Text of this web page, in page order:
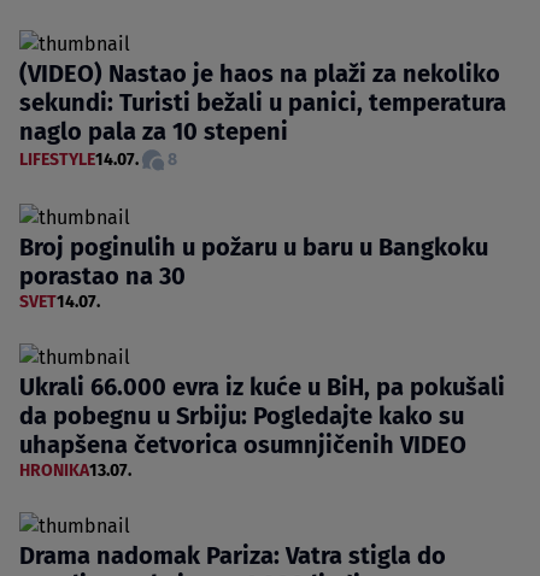
(VIDEO) Nastao je haos na plaži za nekoliko
sekundi: Turisti bežali u panici, temperatura
naglo pala za 10 stepeni
LIFESTYLE14.07. 8
Broj poginulih u požaru u baru u Bangkoku
porastao na 30
SVET14.07.
Ukrali 66.000 evra iz kuće u BiH, pa pokušali
da pobegnu u Srbiju: Pogledajte kako su
uhapšena četvorica osumnjičenih VIDEO
HRONIKA13.07.
Drama nadomak Pariza: Vatra stigla do